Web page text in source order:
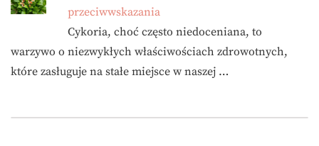
przeciwwskazania
Cykoria, choć często niedoceniana, to
warzywo o niezwykłych właściwościach zdrowotnych,
które zasługuje na stałe miejsce w naszej …